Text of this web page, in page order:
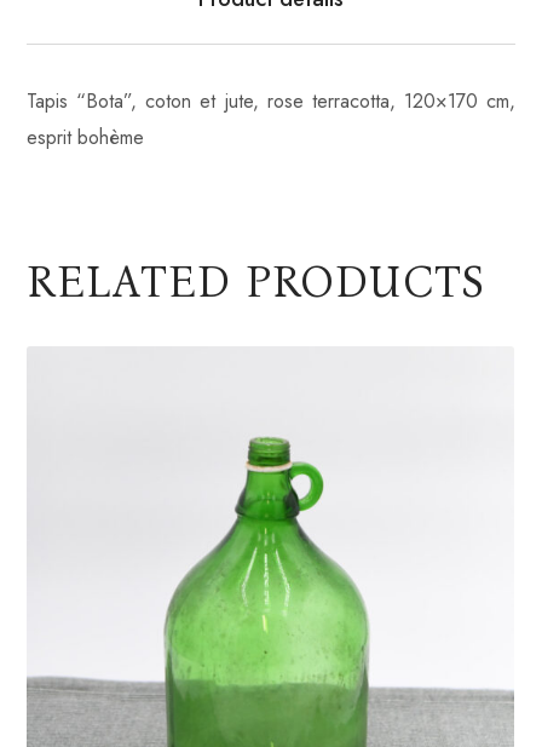
Tapis “Bota”, coton et jute, rose terracotta, 120×170 cm,
esprit bohème
RELATED PRODUCTS